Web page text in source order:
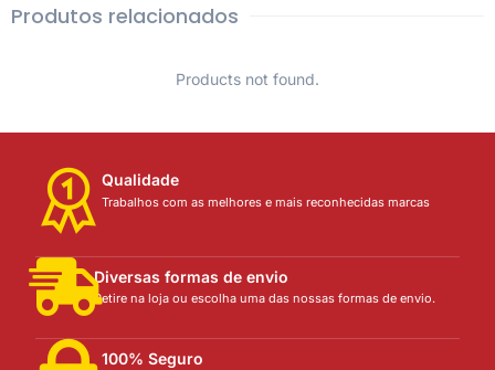
Produtos relacionados
Products not found.
Qualidade
Trabalhos com as melhores e mais reconhecidas marcas
Diversas formas de envio
Retire na loja ou escolha uma das nossas formas de envio.
100% Seguro